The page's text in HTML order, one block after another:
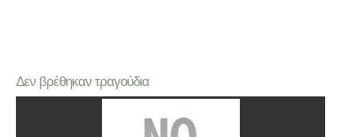
Δεν βρέθηκαν τραγούδια